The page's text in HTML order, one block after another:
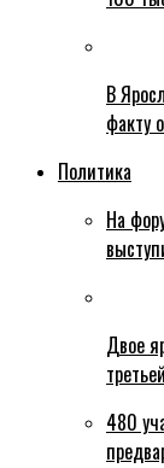
В
факту
Политика
На
Двое
480